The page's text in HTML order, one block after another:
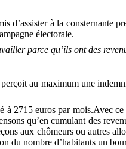
à la consternante
électorale.
parce qu’ils ont des
au maximum une
à 2715 euros par mois.Avec
qu’en cumulant des
aux chômeurs ou autres
du nombre d’habitants un